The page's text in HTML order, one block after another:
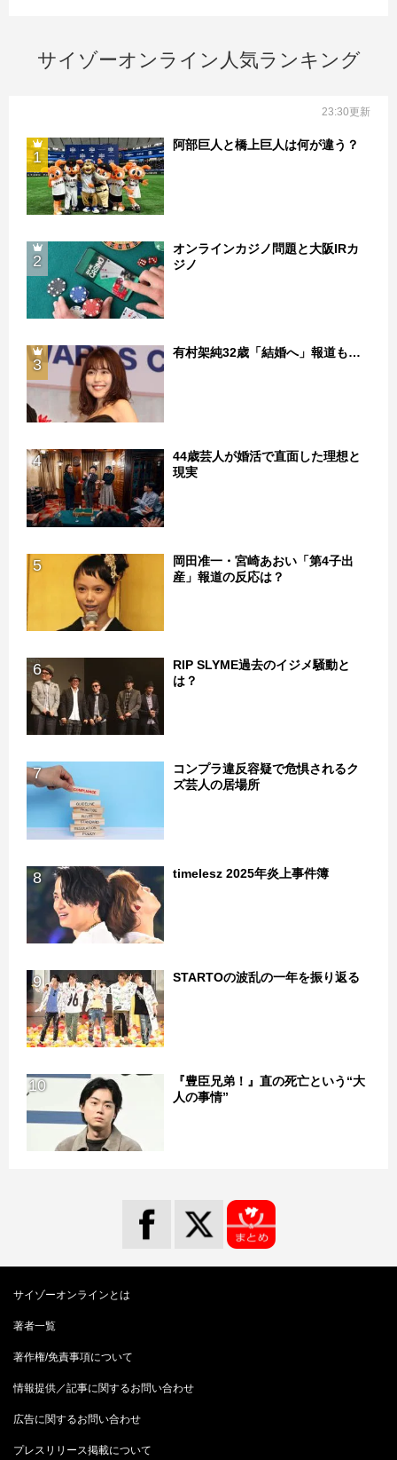
サイゾーオンライン人気ランキング
23:30更新
1
阿部巨人と橋上巨人は何が違う？
2
オンラインカジノ問題と大阪IRカ
ジノ
3
有村架純32歳「結婚へ」報道も…
4
44歳芸人が婚活で直面した理想と
現実
5
岡田准一・宮崎あおい「第4子出
産」報道の反応は？
6
RIP SLYME過去のイジメ騒動と
は？
7
コンプラ違反容疑で危惧されるク
ズ芸人の居場所
8 timelesz 2025年炎上事件簿
9 STARTOの波乱の一年を振り返る
10
『豊臣兄弟！』直の死亡という“大
人の事情”
サイゾーオンラインとは
著者一覧
著作権/免責事項について
情報提供／記事に関するお問い合わせ
広告に関するお問い合わせ
プレスリリース掲載について